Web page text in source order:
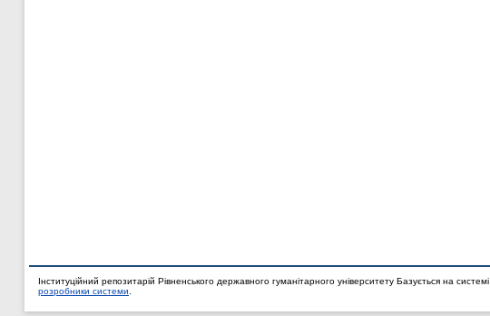
Інституційний репозитарій Рівненського державного гуманітарного університету Базується на системі
розробники системи